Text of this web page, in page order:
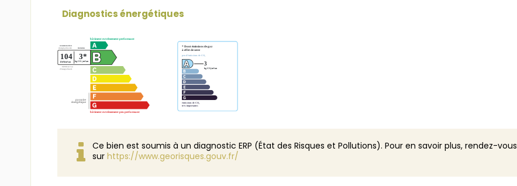
Diagnostics énergétiques
Ce bien est soumis à un diagnostic ERP (État des Risques et Pollutions). Pour en savoir plus, rendez-vous
sur https://www.georisques.gouv.fr/